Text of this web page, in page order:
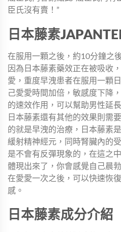
臣氏沒有賣！”
日本藤素
在服用一顆之後，約10分鐘之
因為日本藤素藥效正在被吸收
愛，重度早洩患者在服用一顆
己愛愛時間加倍，敏感度下降
的速效作用，可以幫助男性延
日本藤素還有其他的效果則需
的就是早洩的治療，日本藤素
緩射精神經元，同時腎臟內的
是不會有反彈現象的，在這之
體現出來了，你會感覺自己晨
在愛愛一次之後，可以快速恢
感。
日本藤素成分介紹